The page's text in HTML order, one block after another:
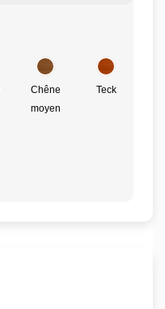
Chêne
moyen
Teck